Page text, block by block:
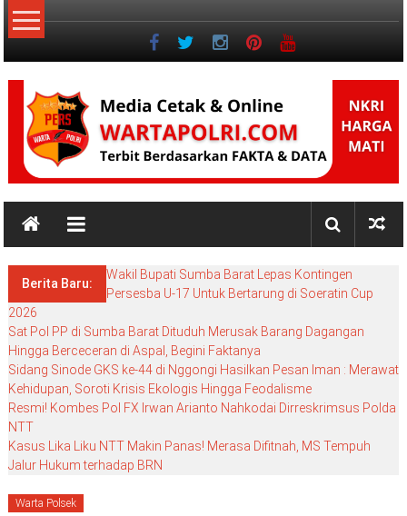
Lompat
ke
NKRI
NKRI
MATIBerita Baru:
Wakil Bupati Sumba Barat Lepas Kontingen
Persesba U-17 Untuk Bertarung di Soeratin Cup
2026
Sat Pol PP di Sumba Barat Dituduh Merusak Barang Dagangan
Hingga Berceceran di Aspal, Begini Faktanya
Sidang Sinode GKS ke-44 di Nggongi Hasilkan Pesan Iman : Merawat
Kehidupan, Soroti Krisis Ekologis Hingga Feodalisme
Resmi! Kombes Pol FX Irwan Arianto Nahkodai Dirreskrimsus Polda
NTT
Kasus Lika Liku NTT Makin Panas! Merasa Difitnah, MS Tempuh
Jalur Hukum terhadap BRN
Warta Polsek